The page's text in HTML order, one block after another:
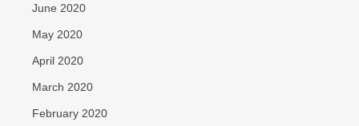
June 2020
May 2020
April 2020
March 2020
February 2020